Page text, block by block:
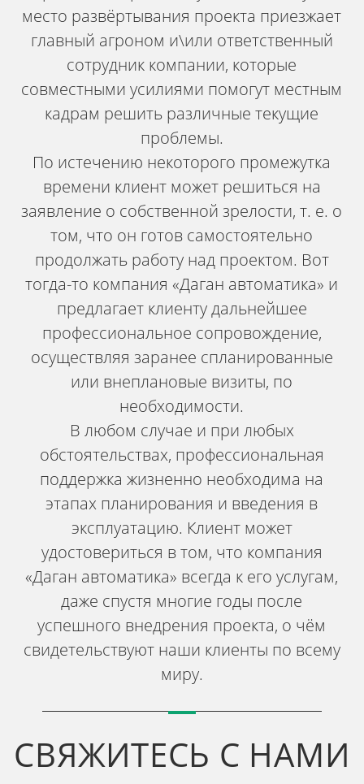
место развёртывания проекта приезжает
главный агроном и\или ответственный
сотрудник компании, которые
совместными усилиями помогут местным
кадрам решить различные текущие
проблемы.
По истечению некоторого промежутка
времени клиент может решиться на
заявление о собственной зрелости, т. е. о
том, что он готов самостоятельно
продолжать работу над проектом. Вот
тогда-то компания «Даган автоматика» и
предлагает клиенту дальнейшее
профессиональное сопровождение,
осуществляя заранее спланированные
или внеплановые визиты, по
необходимости.
В любом случае и при любых
обстоятельствах, профессиональная
поддержка жизненно необходима на
этапах планирования и введения в
эксплуатацию. Клиент может
удостовериться в том, что компания
«Даган автоматика» всегда к его услугам,
даже спустя многие годы после
успешного внедрения проекта, о чём
свидетельствуют наши клиенты по всему
миру.
СВЯЖИТЕСЬ С НАМИ